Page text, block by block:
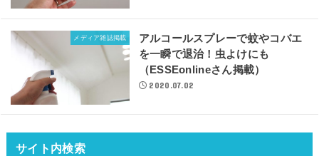
メディア雑誌掲載
アルコールスプレーで蚊やコバエ
を一瞬で退治！虫よけにも
（ESSEonlineさん掲載）
2020.07.02
サイト内検索